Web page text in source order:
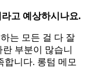
고 예상하시나요.
는 모든 걸 다 잘
부분이 많습니
합니다. 롱텀 메모